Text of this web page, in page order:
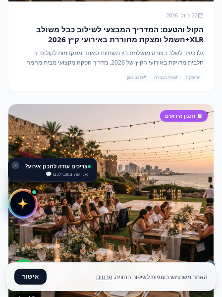
22 ביולי 2026
הקול והטעם: המדריך המבצעי לשילוב כבל משולב
XLR+חשמל ומצקת מחוררת באירועי קיץ 2026
גלו כיצד לשלב בצורה מושלמת בין תשתיות סאונד מתקדמות לקולינריה
חלבית מדויקת באירועי הקיץ של 2026. מדריך הפקה מקצועי מבית מהמה
#הפקה #ציוד הגברה #דוכני מזון
📋 תכנון אירועים
✕ שאלו אותי הכל על ציוד!
דוכני מזון, במות, תאורה…
האתר משתמש בעוגיות לשיפור החוויה. פרטים אישור